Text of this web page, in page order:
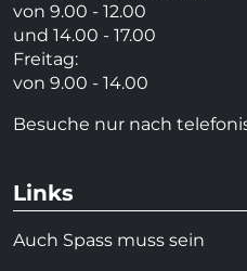
von 9.00 - 12.00
und 14.00 - 17.00
Freitag:
von 9.00 - 14.00
Besuche nur nach
Links
Auch Spass muss sein